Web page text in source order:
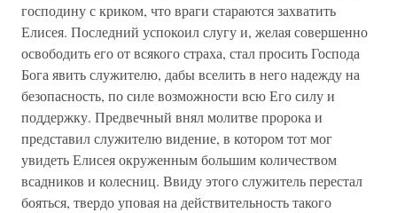
господину с криком, что враги стараются захватить
Елисея. Последний успокоил слугу и, желая совершенно
освободить его от всякого страха, стал просить Господа
Бога явить служителю, дабы вселить в него надежду на
безопасность, по силе возможности всю Его силу и
поддержку. Предвечный внял молитве пророка и
представил служителю видение, в котором тот мог
увидеть Елисея окруженным большим количеством
всадников и колесниц. Ввиду этого служитель перестал
бояться, твердо уповая на действительность такого